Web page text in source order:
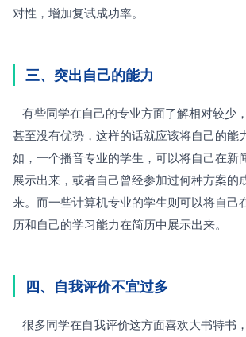
对性，增加复试成功率。
三、突出自己的能力
甚至没有优势，这样的话就应该将自己的能
如，一个播音专业的学生，可以将自己在新
展示出来，或者自己曾经参加过何种方案的
来。而一些计算机专业的学生则可以将自己
历和自己的学习能力在简历中展示出来。
四、自我评价不宜过多